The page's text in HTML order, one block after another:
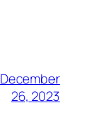
December
26, 2023